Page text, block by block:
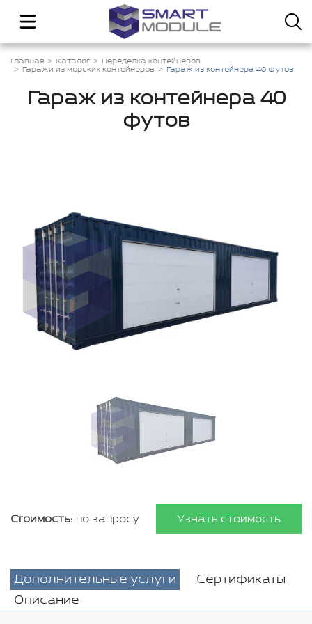
Главная Каталог
Переделка контейнеров
Гаражи из морских контейнеров
Гараж из контейнера 40 футов
Гараж из контейнера 40
футов
Стоимость: по запросу Узнать стоимость
Дополнительные услуги
Сертификаты
Описание